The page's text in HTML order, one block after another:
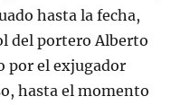
hasta la fecha,
del portero Alberto
por el exjugador
hasta el momento